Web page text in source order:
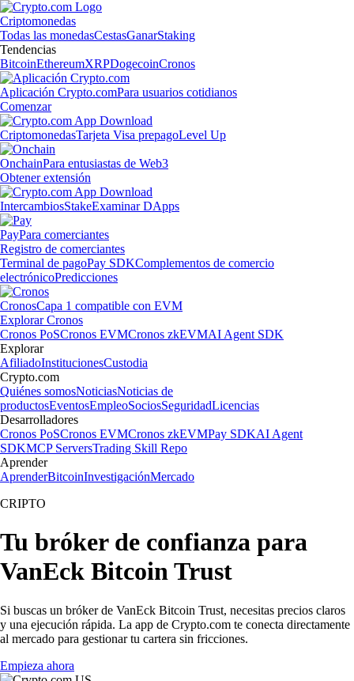
Criptomonedas
Todas las monedasCestasGanarStaking
Tendencias
BitcoinEthereumXRPDogecoinCronos
Aplicación Crypto.comPara usuarios cotidianos
Comenzar
CriptomonedasTarjeta Visa prepagoLevel Up
OnchainPara entusiastas de Web3
Obtener extensión
IntercambiosStakeExaminar DApps
PayPara comerciantes
Registro de comerciantes
Terminal de pagoPay SDKComplementos de comercio
electrónicoPredicciones
CronosCapa 1 compatible con EVM
Explorar Cronos
Cronos PoSCronos EVMCronos zkEVMAI Agent SDK
Explorar
AfiliadoInstitucionesCustodia
Crypto.com
Quiénes somosNoticiasNoticias de
productosEventosEmpleoSociosSeguridadLicencias
Desarrolladores
Cronos PoSCronos EVMCronos zkEVMPay SDKAI Agent
SDKMCP ServersTrading Skill Repo
Aprender
AprenderBitcoinInvestigaciónMercado
CRIPTO
Tu bróker de confianza para
VanEck Bitcoin Trust
Si buscas un bróker de VanEck Bitcoin Trust, necesitas precios claros
y una ejecución rápida. La app de Crypto.com te conecta directamente
al mercado para gestionar tu cartera sin fricciones.
Empieza ahora